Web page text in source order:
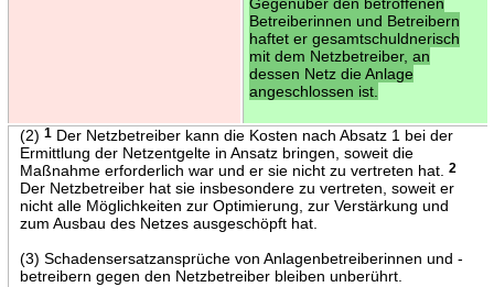
Betreiberinnen und Betreibern
haftet er gesamtschuldnerisch
mit dem Netzbetreiber, an
dessen Netz die Anlage
angeschlossen ist.
(2) 1Der Netzbetreiber kann die Kosten nach Absatz 1 bei der
Ermittlung der Netzentgelte in Ansatz bringen, soweit die
Maßnahme erforderlich war und er sie nicht zu vertreten hat.
2
Der Netzbetreiber hat sie insbesondere zu vertreten, soweit er
nicht alle Möglichkeiten zur Optimierung, zur Verstärkung und
zum Ausbau des Netzes ausgeschöpft hat.
(3) Schadensersatzansprüche von Anlagenbetreiberinnen und -
betreibern gegen den Netzbetreiber bleiben unberührt.